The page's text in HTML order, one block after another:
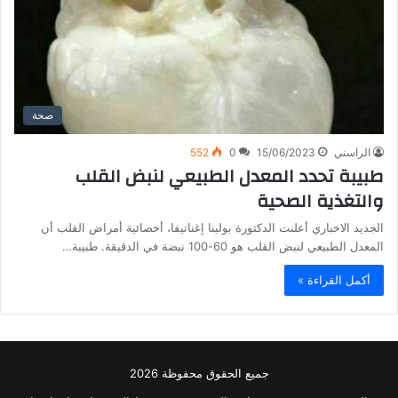
صحة
الراسني 15/06/2023
0
552
طبيبة تحدد المعدل الطبيعي لنبض القلب
والتغذية الصحية
الجديد الاخباري أعلنت الدكتورة بولينا إغناتيفا، أخصائية أمراض القلب أن
المعدل الطبيعي لنبض القلب هو 60-100 نبضة في الدقيقة. طبيبة…
أكمل القراءة »
جميع الحقوق محفوظة 2026